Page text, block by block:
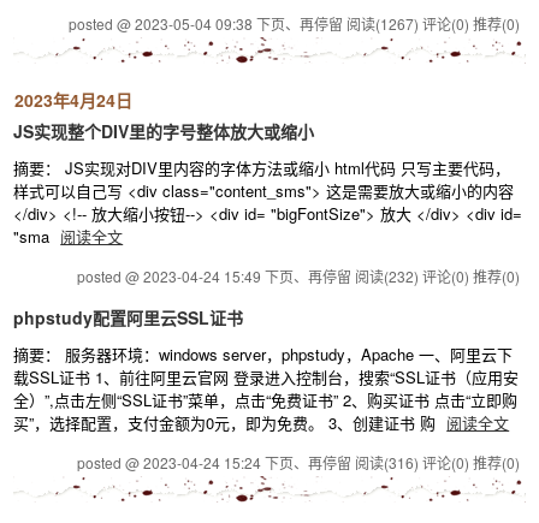
posted @ 2023-05-04 09:38 下页、再停留 阅读(1267) 评论(0) 推荐(0)
2023年4月24日
JS实现整个DIV里的字号整体放大或缩小
摘要： JS实现对DIV里内容的字体方法或缩小 html代码 只写主要代码，
样式可以自己写 <div class="content_sms"> 这是需要放大或缩小的内容
</div> <!-- 放大缩小按钮--> <div id= "bigFontSize"> 放大 </div> <div id=
"sma 阅读全文
posted @ 2023-04-24 15:49 下页、再停留 阅读(232) 评论(0) 推荐(0)
phpstudy配置阿里云SSL证书
摘要： 服务器环境：windows server，phpstudy，Apache 一、阿里云下
载SSL证书 1、前往阿里云官网 登录进入控制台，搜索“SSL证书（应用安
全）”,点击左侧“SSL证书”菜单，点击“免费证书” 2、购买证书 点击“立即购
买”，选择配置，支付金额为0元，即为免费。 3、创建证书 购 阅读全文
posted @ 2023-04-24 15:24 下页、再停留 阅读(316) 评论(0) 推荐(0)